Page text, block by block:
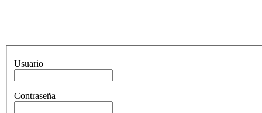
Usuario
Contraseña